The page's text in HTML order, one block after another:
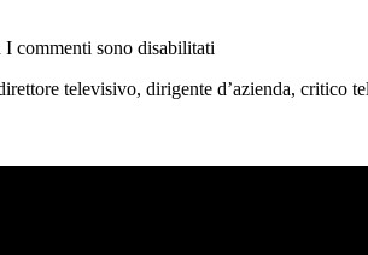
I commenti sono disabilitati
televisivo, dirigente d’azienda, critico